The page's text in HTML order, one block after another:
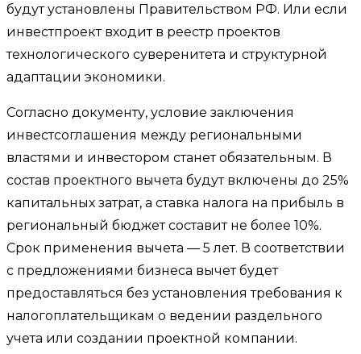
будут установлены Правительством РФ. Или если
инвестпроект входит в реестр проектов
технологического суверенитета и структурной
адаптации экономики.
Согласно документу, условие заключения
инвестсоглашения между региональными
властями и инвестором станет обязательным. В
состав проектного вычета будут включены до 25%
капитальных затрат, а ставка налога на прибыль в
региональный бюджет составит не более 10%.
Срок применения вычета — 5 лет. В соответствии
с предложениями бизнеса вычет будет
предоставляться без установления требования к
налогоплательщикам о ведении раздельного
учета или создании проектной компании.